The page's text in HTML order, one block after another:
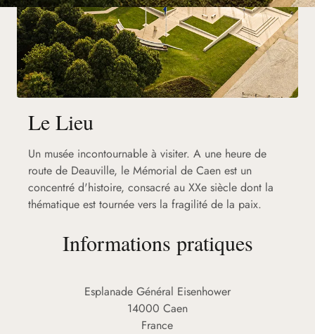
Le Lieu
Un musée incontournable à visiter. A une heure de
route de Deauville, le Mémorial de Caen est un
concentré d'histoire, consacré au XXe siècle dont la
thématique est tournée vers la fragilité de la paix.
Informations pratiques
Esplanade Général Eisenhower
14000 Caen
France